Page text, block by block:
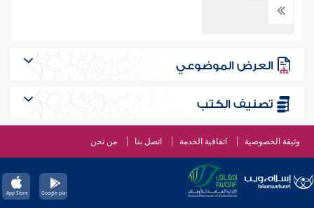
العرض الموضوعي
تصنيف الكتب
وثيقة الخصوصية اتفاقية الخدمة اتصل بنا من نحن